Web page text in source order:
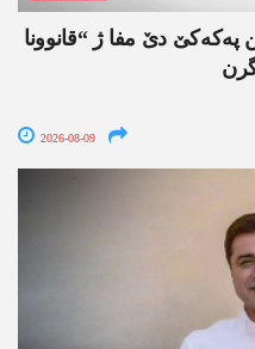
3 ھەزار و 900 گرتیێن پەکەکێ دێ مفا ژ “قانوونا
2026-08-09